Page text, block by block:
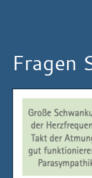
Fragen